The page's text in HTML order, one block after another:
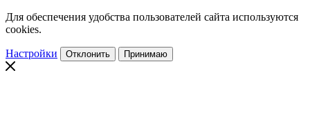
Для обеспечения удобства пользователей сайта используются
cookies.
Настройки Отклонить Принимаю